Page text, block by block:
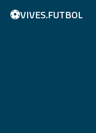
⚽VIVES.FUTBOL